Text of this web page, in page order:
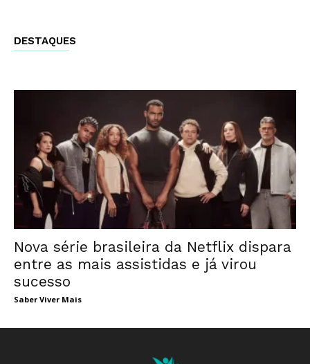
DESTAQUES
Nova série brasileira da Netflix dispara
entre as mais assistidas e já virou
sucesso
Saber Viver Mais